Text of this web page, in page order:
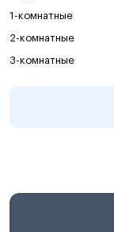
1-комнатные
2-комнатные
3-комнатные